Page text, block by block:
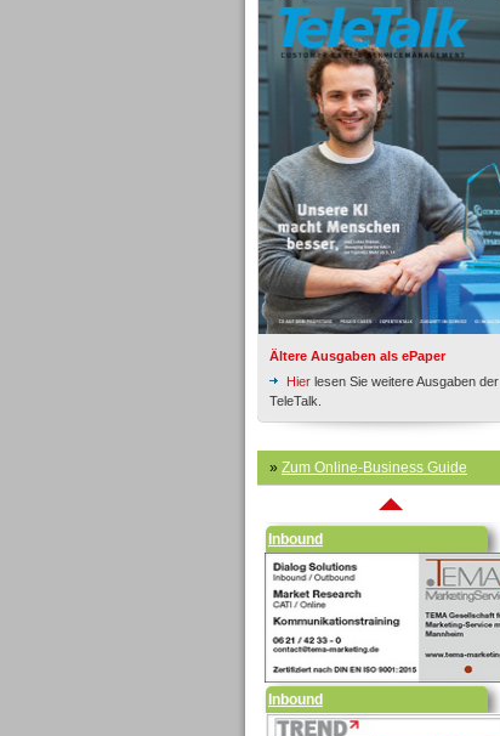
Ältere Ausgaben als ePaper
Hier lesen Sie weitere Ausgaben der
TeleTalk.
» Zum Online-Business Guide
Inbound
Inbound
Inbound